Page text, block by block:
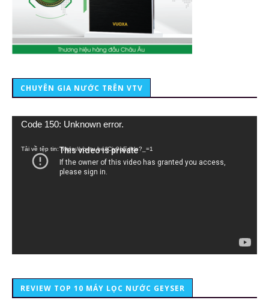
CHUYÊN GIA NƯỚC TRÊN VTV
Trình
Code 150: Unknown error.
Tải về tệp tin: https://youtu.be/lCiy9qEdklo?_=1
REVIEW TOP 10 MÁY LỌC NƯỚC GEYSER